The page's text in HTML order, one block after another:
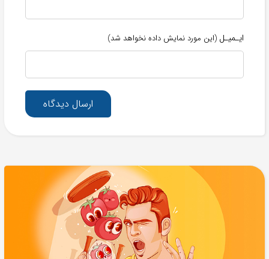
ایـمیـل (این مورد نمایش داده نخواهد شد)
ارسال دیدگاه